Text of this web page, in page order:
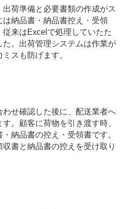
荷準備と必要書類の作成がス
は納品書・納品書控え・受領
来はExcelで処理していたた
。出荷管理システムは作業が
スも防げます。
せ確認した後に、配送業者へ
。顧客に荷物を引き渡す時、
納品書の控え・受領書です。
書と納品書の控えを受け取り